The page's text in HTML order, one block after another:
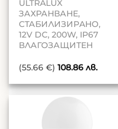
ULTRALUX
ЗАХРАНВАНЕ,
СТАБИЛИЗИРAНО,
12V DC, 200W, IP67
ВЛАГОЗАЩИТЕН
(55.66 €) 108.86лв.